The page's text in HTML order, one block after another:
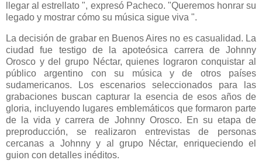
llegar al estrellato ", expresó Pacheco. "Queremos honrar su
legado y mostrar cómo su música sigue viva ".
La decisión de grabar en Buenos Aires no es casualidad. La
ciudad fue testigo de la apoteósica carrera de Johnny
Orosco y del grupo Néctar, quienes lograron conquistar al
público argentino con su música y de otros países
sudamericanos. Los escenarios seleccionados para las
grabaciones buscan capturar la esencia de esos años de
gloria, incluyendo lugares emblemáticos que formaron parte
de la vida y carrera de Johnny Orosco. En su etapa de
preproducción, se realizaron entrevistas de personas
cercanas a Johnny y al grupo Néctar, enriqueciendo el
guion con detalles inéditos.